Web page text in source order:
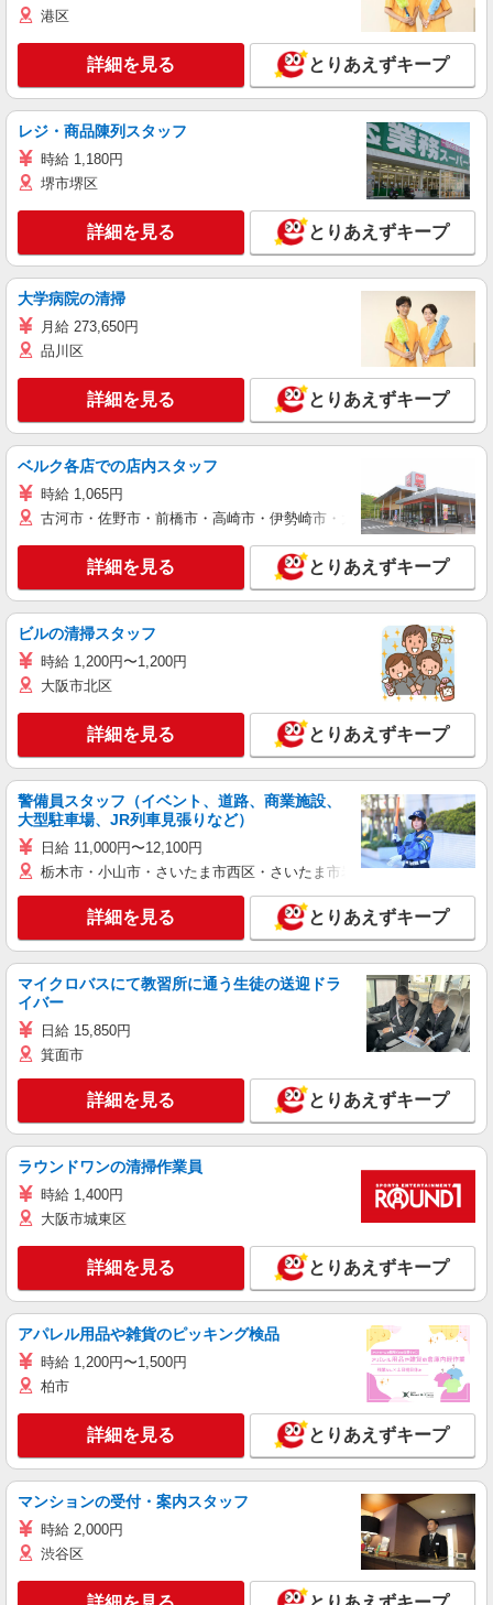
港区
詳細を見る とりあえずキープ
レジ・商品陳列スタッフ
時給 1,180円
堺市堺区
詳細を見る とりあえずキープ
大学病院の清掃
月給 273,650円
品川区
詳細を見る とりあえずキープ
ベルク各店での店内スタッフ
時給 1,065円
古河市・佐野市・前橋市・高崎市・伊勢崎市・太田市・館林市・藤
詳細を見る とりあえずキープ
ビルの清掃スタッフ
時給 1,200円〜1,200円
大阪市北区
詳細を見る とりあえずキープ
警備員スタッフ（イベント、道路、商業施設、
大型駐車場、JR列車見張りなど）
日給 11,000円〜12,100円
栃木市・小山市・さいたま市西区・さいたま市岩槻区・久喜市・蓮田
詳細を見る とりあえずキープ
マイクロバスにて教習所に通う生徒の送迎ドラ
イバー
日給 15,850円
箕面市
詳細を見る とりあえずキープ
ラウンドワンの清掃作業員
時給 1,400円
大阪市城東区
詳細を見る とりあえずキープ
アパレル用品や雑貨のピッキング検品
時給 1,200円〜1,500円
柏市
詳細を見る とりあえずキープ
マンションの受付・案内スタッフ
時給 2,000円
渋谷区